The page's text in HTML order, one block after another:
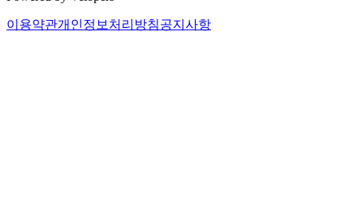
이용약관개인정보처리방침공지사항